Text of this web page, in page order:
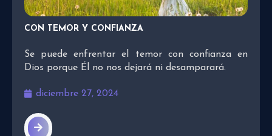
CON TEMOR Y CONFIANZA
Se puede enfrentar el temor con confianza en
Dios porque Él no nos dejará ni desamparará.
diciembre 27, 2024